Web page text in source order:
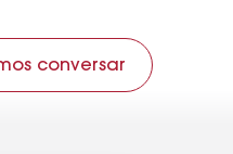
conversar